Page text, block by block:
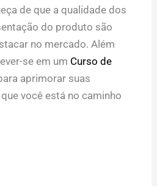
de que a qualidade dos
do produto são
no mercado. Além
se em um Curso de
aprimorar suas
você está no caminho